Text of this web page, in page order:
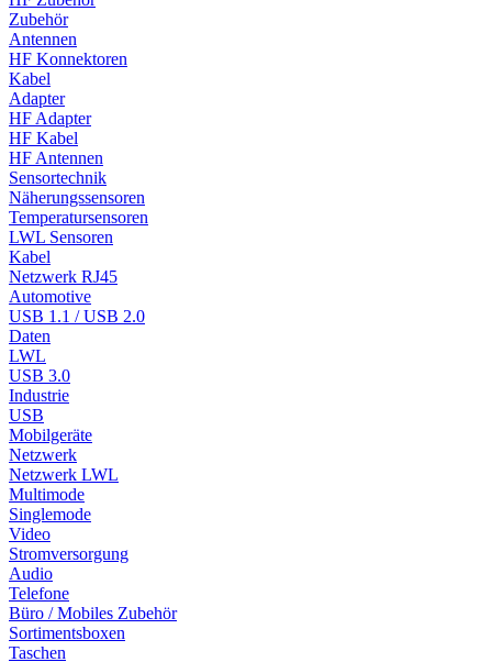
Zubehör
Antennen
HF Konnektoren
Kabel
Adapter
HF Adapter
HF Kabel
HF Antennen
Sensortechnik
Näherungssensoren
Temperatursensoren
LWL Sensoren
Kabel
Netzwerk RJ45
Automotive
USB 1.1 / USB 2.0
Daten
LWL
USB 3.0
Industrie
USB
Mobilgeräte
Netzwerk
Netzwerk LWL
Multimode
Singlemode
Video
Stromversorgung
Audio
Telefone
Büro / Mobiles Zubehör
Sortimentsboxen
Taschen